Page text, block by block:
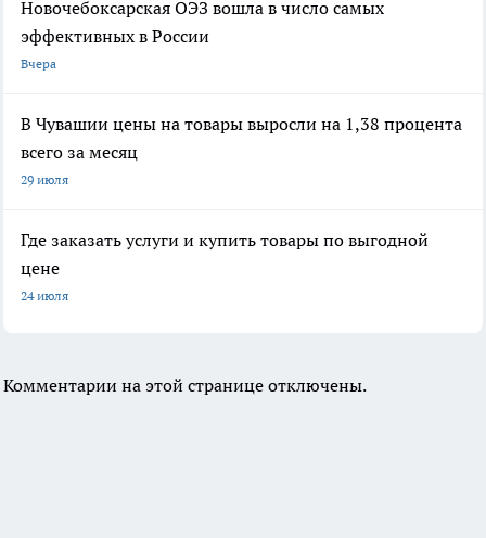
Новочебоксарская ОЭЗ вошла в число самых
эффективных в России
Вчера
В Чувашии цены на товары выросли на 1,38 процента
всего за месяц
29 июля
Где заказать услуги и купить товары по выгодной
цене
24 июля
Комментарии на этой странице отключены.